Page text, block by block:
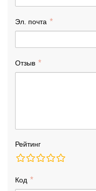
Эл. почта
Отзыв
Рейтинг
Код